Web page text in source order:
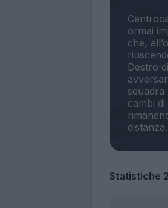
ormai
che,
Destro
cambi
Statistiche